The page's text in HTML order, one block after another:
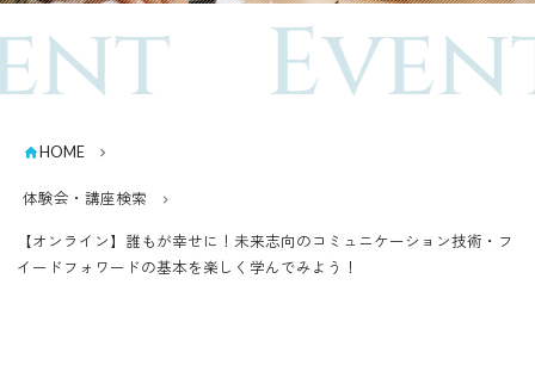
HOME
体験会・講座検索
【オンライン】誰もが幸せに！未来志向のコミュニケーション技術・フ
イードフォワードの基本を楽しく学んでみよう！